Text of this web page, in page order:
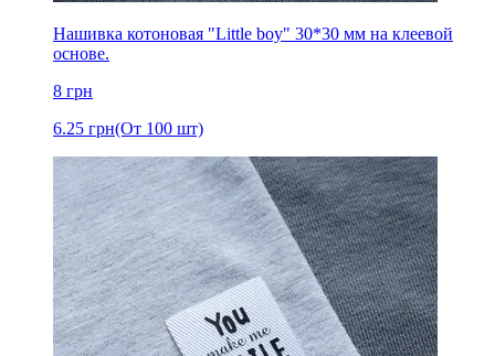
Нашивка котоновая "Little boy" 30*30 мм на клеевой
основе.
8 грн
6.25 грн(От 100 шт)